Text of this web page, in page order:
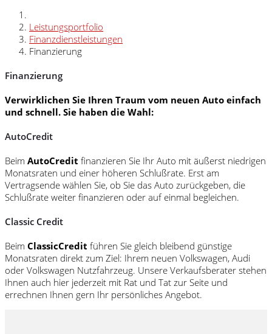
Leistungsportfolio
Finanzdienstleistungen
Finanzierung
Finanzierung
Verwirklichen Sie Ihren Traum vom neuen Auto einfach
und schnell. Sie haben die Wahl:
AutoCredit
Beim AutoCredit finanzieren Sie Ihr Auto mit äußerst niedrigen
Monatsraten und einer höheren Schlußrate. Erst am
Vertragsende wählen Sie, ob Sie das Auto zurückgeben, die
Schlußrate weiter finanzieren oder auf einmal begleichen.
Classic Credit
Beim ClassicCredit führen Sie gleich bleibend günstige
Monatsraten direkt zum Ziel: Ihrem neuen Volkswagen, Audi
oder Volkswagen Nutzfahrzeug. Unsere Verkaufsberater stehen
Ihnen auch hier jederzeit mit Rat und Tat zur Seite und
errechnen Ihnen gern Ihr persönliches Angebot.